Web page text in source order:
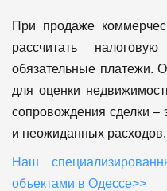
При продаже
рассчитать
обязательные платежи.
для оценки
сопровождения сделки –
и неожиданных расходов.
Наш
объектами в Одессе>>